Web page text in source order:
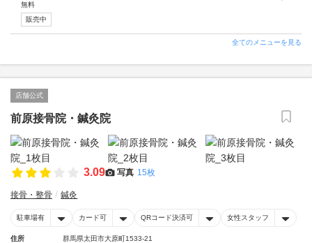
無料
販売中
全てのメニューを見る
店舗公式
前原接骨院・鍼灸院
3.09 写真 15枚
接骨・整骨 鍼灸
駐車場有 カード可 QRコード決済可 女性スタッフ
住所
群馬県太田市大原町1533-21